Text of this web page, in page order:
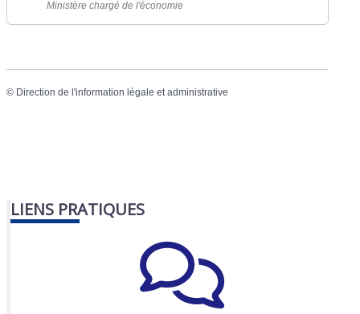
Ministère chargé de l'économie
© Direction de l'information légale et administrative
LIENS PRATIQUES